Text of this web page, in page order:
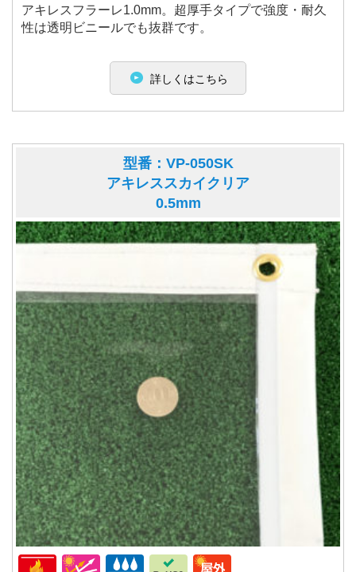
アキレスフラーレ1.0mm。超厚手タイプで強度・耐久
性は透明ビニールでも抜群です。
詳しくはこちら
型番：VP-050SK
アキレススカイクリア
0.5mm